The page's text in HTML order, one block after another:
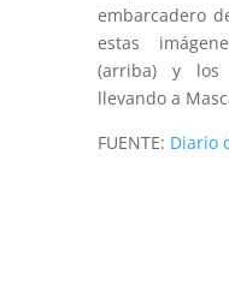
embarcadero
estas
(arriba) y los
llevando a
FUENTE: Diario